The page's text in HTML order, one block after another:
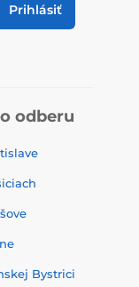
Prihlásiť
odberu
Bystrici